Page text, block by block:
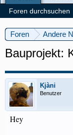
Foren Andere
Bauprojekt:
Kjàni
Benutzer
Hey
Foren durchsuchen